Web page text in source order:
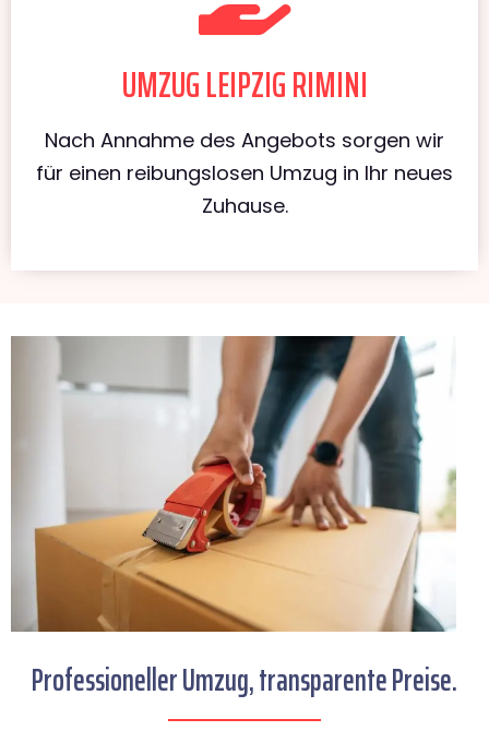
UMZUG LEIPZIG RIMINI
Nach Annahme des Angebots sorgen wir
für einen reibungslosen Umzug in Ihr neues
Zuhause.
Professioneller Umzug, transparente Preise.